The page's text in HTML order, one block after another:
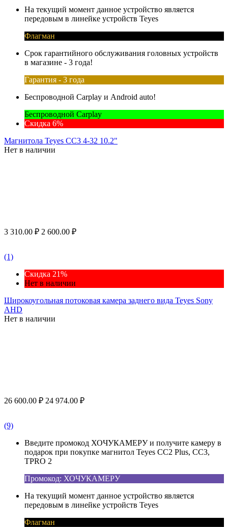
На текущий момент данное устройство является
передовым в линейке устройств Teyes
Флагман
Срок гарантийного обслуживания головных устройств
в магазине - 3 года!
Гарантия - 3 года
Беспроводной Carplay и Android auto!
Беспроводной Carplay
Скидка 6%
Магнитола Teyes CC3 4-32 10.2"
Нет в наличии
3 310.00 ₽ 2 600.00 ₽
(1)
Скидка 21%
Нет в наличии
Широкоугольная потоковая камера заднего вида Teyes Sony
AHD
Нет в наличии
26 600.00 ₽ 24 974.00 ₽
(9)
Введите промокод ХОЧУКАМЕРУ и получите камеру в
подарок при покупке магнитол Teyes CC2 Plus, CC3,
TPRO 2
Промокод: ХОЧУКАМЕРУ
На текущий момент данное устройство является
передовым в линейке устройств Teyes
Флагман